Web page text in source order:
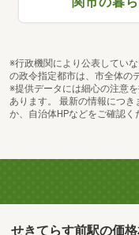
※行政機関により公表してい
の政令指定都市は、市全体の
※提供データには細心の注意
あります。 最新の情報につき
か、自治体HPなどをご確認く
せきてらす前駅の価